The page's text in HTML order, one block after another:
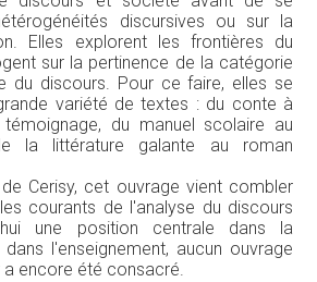
discursives ou sur la
Elles explorent les frontières du
sur la pertinence de la catégorie
du discours. Pour ce faire, elles se
variété de textes : du conte à
du manuel scolaire au
la littérature galante au roman
Cerisy, cet ouvrage vient combler
courants de l'analyse du discours
une position centrale dans la
l'enseignement, aucun ouvrage
a encore été consacré.